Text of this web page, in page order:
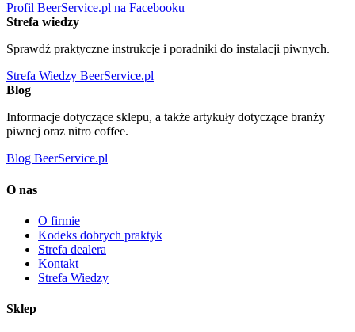
Profil BeerService.pl na Facebooku
Strefa wiedzy
Sprawdź praktyczne instrukcje i poradniki do instalacji piwnych.
Strefa Wiedzy BeerService.pl
Blog
Informacje dotyczące sklepu, a także artykuły dotyczące branży
piwnej oraz nitro coffee.
Blog BeerService.pl
O nas
O firmie
Kodeks dobrych praktyk
Strefa dealera
Kontakt
Strefa Wiedzy
Sklep